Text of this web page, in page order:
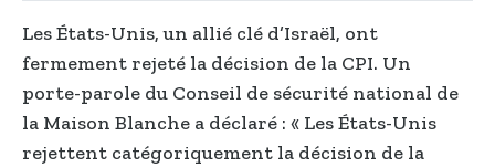
Les États-Unis, un allié clé d’Israël, ont
fermement rejeté la décision de la CPI. Un
porte-parole du Conseil de sécurité national de
la Maison Blanche a déclaré : « Les États-Unis
rejettent catégoriquement la décision de la